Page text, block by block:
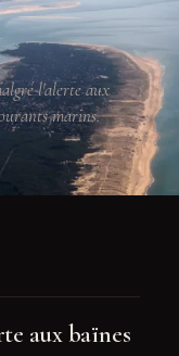
l'alerte aux
marins.
aux baïnes